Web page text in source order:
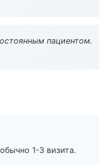
пациентом.
1-3 визита.